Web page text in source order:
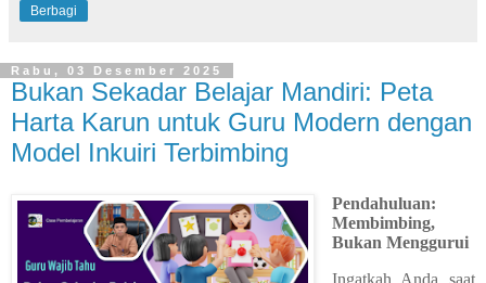
Berbagi
Rabu, 03 Desember 2025
Bukan Sekadar Belajar Mandiri: Peta
Harta Karun untuk Guru Modern dengan
Model Inkuiri Terbimbing
Pendahuluan:
Membimbing,
Bukan Menggurui
Ingatkah Anda saat